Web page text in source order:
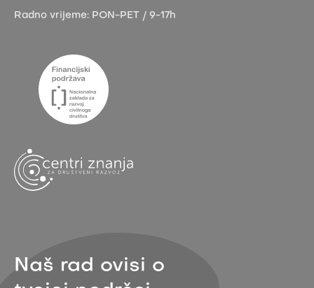
Radno vrijeme: PON-PET / 9-17h
Naš rad ovisi o